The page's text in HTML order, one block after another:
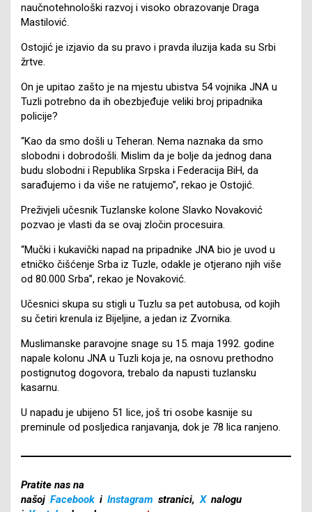
naučnotehnološki razvoj i visoko obrazovanje Draga
Mastilović.
Ostojić je izjavio da su pravo i pravda iluzija kada su Srbi
žrtve.
On je upitao zašto je na mjestu ubistva 54 vojnika JNA u
Tuzli potrebno da ih obezbjeđuje veliki broj pripadnika
policije?
“Kao da smo došli u Teheran. Nema naznaka da smo
slobodni i dobrodošli. Mislim da je bolje da jednog dana
budu slobodni i Republika Srpska i Federacija BiH, da
sarađujemo i da više ne ratujemo”, rekao je Ostojić.
Preživjeli učesnik Tuzlanske kolone Slavko Novaković
pozvao je vlasti da se ovaj zločin procesuira.
“Mučki i kukavički napad na pripadnike JNA bio je uvod u
etničko čišćenje Srba iz Tuzle, odakle je otjerano njih više
od 80.000 Srba”, rekao je Novaković.
Učesnici skupa su stigli u Tuzlu sa pet autobusa, od kojih
su četiri krenula iz Bijeljine, a jedan iz Zvornika.
Muslimanske paravojne snage su 15. maja 1992. godine
napale kolonu JNA u Tuzli koja je, na osnovu prethodno
postignutog dogovora, trebalo da napusti tuzlansku
kasarnu.
U napadu je ubijeno 51 lice, još tri osobe kasnije su
preminule od posljedica ranjavanja, dok je 78 lica ranjeno.
Pratite nas na
našoj Facebook i Instagram stranici, X nalogu